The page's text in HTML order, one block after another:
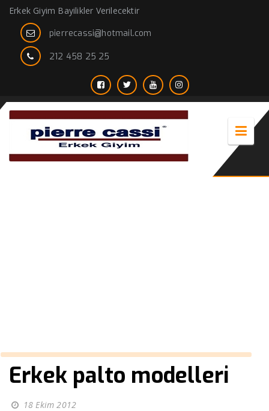
Erkek Giyim Bayilikler Verilecektir
pierrecassi@hotmail.com
212 458 25 25
Erkek palto modelleri
18 Ekim 2012